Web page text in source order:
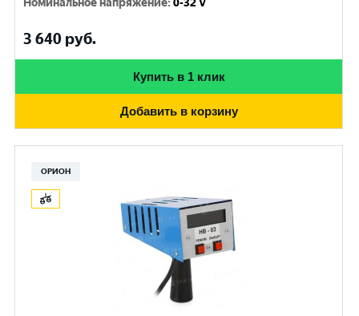
Номинальное напряжение:0-32 V
3 640 руб.
Купить в 1 клик
Добавить в корзину
ОРИОН